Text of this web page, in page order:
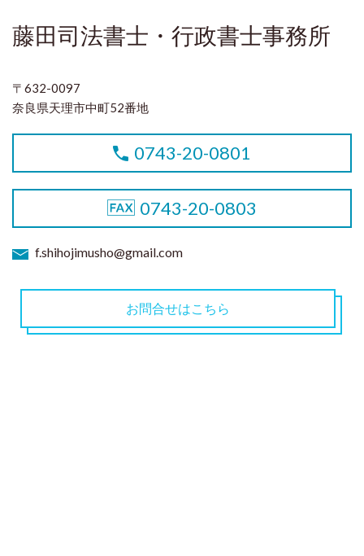
藤田司法書士・行政書士事務所
〒632-0097
奈良県天理市中町52番地
0743-20-0801
0743-20-0803
f.shihojimusho@gmail.com
お問合せはこちら